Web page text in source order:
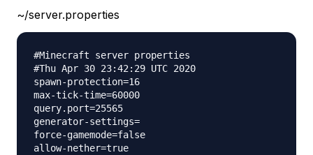
~/server.properties
#Minecraft server properties
#Thu Apr 30 23:42:29 UTC 2020
spawn-protection=16
max-tick-time=60000
query.port=25565
generator-settings=
force-gamemode=false
allow-nether=true